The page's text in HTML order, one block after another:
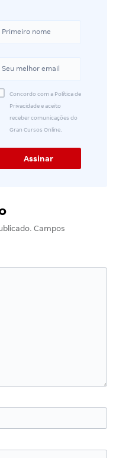
Concordo com a Política de
Privacidade e aceito
receber comunicações do
Gran Cursos Online.
Campos